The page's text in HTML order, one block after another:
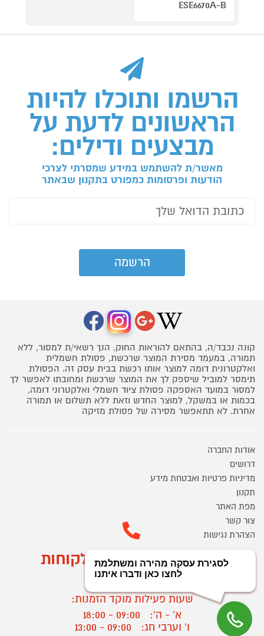
ESE6670A-B
הרשמו ותוכלו להיות
הראשונים לדעת על
מבצעים ודילים:
מאשר/ת להשתמש במידע שמסרתי לצרכי
הודעות ופרסומות כמפורט בתקנון שבאתר
קונה נכבד/ה, בהתאם להוראות החוק, הנך רשאי/ת למסור, ללא
תמורה, במעמד מסירת המוצר שרכשת, פסולת חשמלית
ואלקטרונית דומה למוצר אותו רכשת בבית עסק זה. הפסולת
תימסר למוביל שיספק לך את המוצר שרכשת ומחובתו לאפשר לך
למסור במועד האספקה פסולת ציוד חשמלי ואלקטרוני דומה,
בכמות או במשקל, למוצר החדש וזאת ללא תשלום או תמורה
אחרת. לא תתאפשר מסירה של פסולת מזיקה
אודות החברה
דרושים
מדיניות פרטיות ואבטחת מידע
תקנון
מפת האתר
צור קשר
הצהרת נגישות
מוקד הזמנות ושירות לקוחות
03-9545370
שעות פעילות מוקד הזמנות:
א' - ה':
09:00 - 18:00
ו' וערבי חג:
09:00 - 13:00